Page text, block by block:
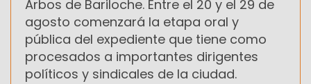
Arbos de Bariloche. Entre el 20 y el 29 de
agosto comenzará la etapa oral y
pública del expediente que tiene como
procesados a importantes dirigentes
políticos y sindicales de la ciudad.